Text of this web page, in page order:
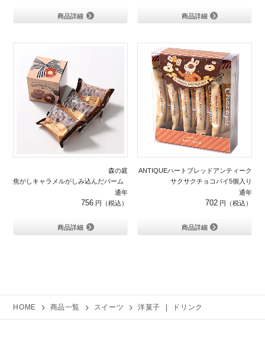
商品詳細 商品詳細
森の庭
焦がしキャラメルがしみ込んだバーム ３個入り
通年
756
商品詳細
ANTIQUEハートブレッドアンティーク
サクサクチョコパイ5個入り
通年
702
商品詳細
HOME 商品一覧 スイーツ 洋菓子 | ドリンク